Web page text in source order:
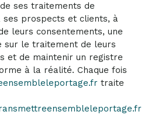
ses traitements de
ses prospects et clients, à
leurs consentements, une
sur le traitement de leurs
et de maintenir un registre
à la réalité. Chaque fois
traite